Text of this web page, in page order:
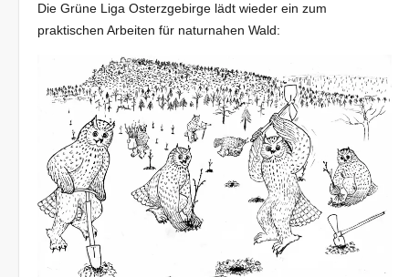
Die Grüne Liga Osterzgebirge lädt wieder ein zum
praktischen Arbeiten für naturnahen Wald: